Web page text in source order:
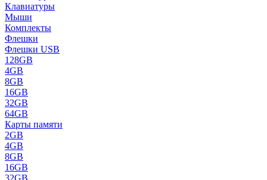
Клавиатуры
Мыши
Комплекты
Флешки
Флешки USB
128GB
4GB
8GB
16GB
32GB
64GB
Карты памяти
2GB
4GB
8GB
16GB
32GB